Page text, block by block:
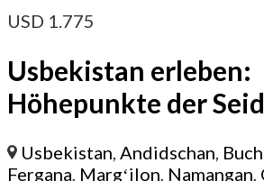
USD 1.775
Usbekistan erleben:
Höhepunkte der
Usbekistan Andidschan
Fergana Margʻilon Namangan